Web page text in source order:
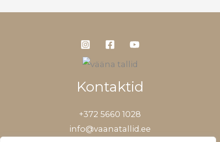
Kontaktid
+372 5660 1028
info@vaanatallid.ee